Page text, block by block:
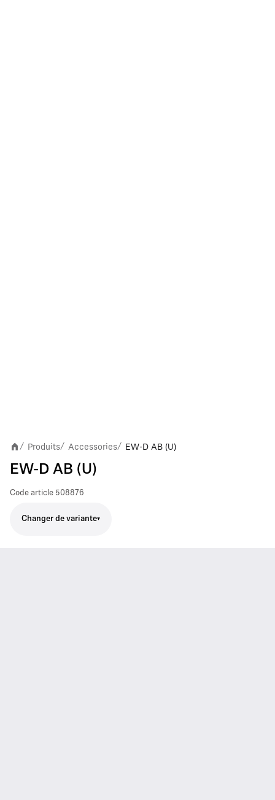
/ Produits/ Accessories/ EW-D AB (U)
EW-D AB (U)
Code article 508876
Changer de variante